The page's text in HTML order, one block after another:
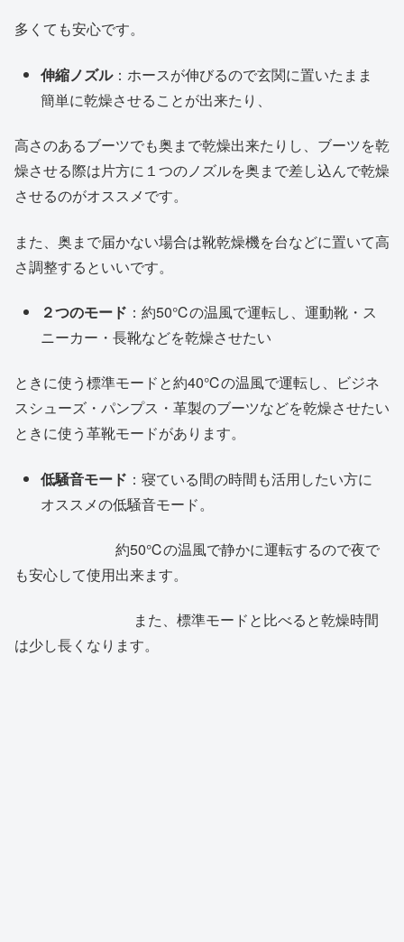
多くても安心です。
伸縮ノズル：ホースが伸びるので玄関に置いたまま
簡単に乾燥させることが出来たり、
高さのあるブーツでも奥まで乾燥出来たりし、ブーツを乾
燥させる際は片方に１つのノズルを奥まで差し込んで乾燥
させるのがオススメです。
また、奥まで届かない場合は靴乾燥機を台などに置いて高
さ調整するといいです。
２つのモード ：約50℃の温風で運転し、運動靴・ス
ニーカー・長靴などを乾燥させたい
ときに使う標準モードと約40℃の温風で運転し、ビジネ
スシューズ・パンプス・革製のブーツなどを乾燥させたい
ときに使う革靴モードがあります。
低騒音モード ：寝ている間の時間も活用したい方に
オススメの低騒音モード。
約50℃の温風で静かに運転するので夜で
も安心して使用出来ます。
また、標準モードと比べると乾燥時間
は少し長くなります。